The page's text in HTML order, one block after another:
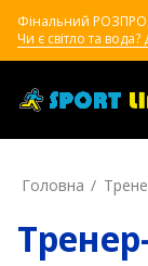
Фінальний
Чи є світло та
Головна